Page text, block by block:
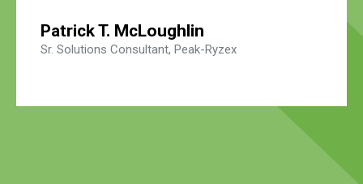
Patrick T. McLoughlin
Sr. Solutions Consultant, Peak-Ryzex